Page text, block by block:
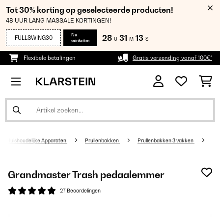
Tot 30% korting op geselecteerde producten!
48 UUR LANG MASSALE KORTINGEN!
FULLSWING30
Nu
winkelen
28 U 31 M 13 S
Flexibele betalingen Gratis verzending vanaf 100€*
Huishoudelijke Apparaten Prullenbakken Prullenbakken 3 vakken
Grandmaster Trash pedaalemmer
27 Beoordelingen